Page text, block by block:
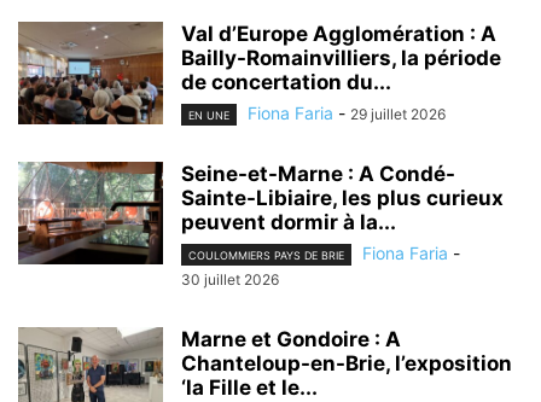
Val d’Europe Agglomération : A
Bailly-Romainvilliers, la période
de concertation du...
EN UNE Fiona Faria - 29 juillet 2026
Seine-et-Marne : A Condé-
Sainte-Libiaire, les plus curieux
peuvent dormir à la...
COULOMMIERS PAYS DE BRIE Fiona Faria -
30 juillet 2026
Marne et Gondoire : A
Chanteloup-en-Brie, l’exposition
‘la Fille et le...